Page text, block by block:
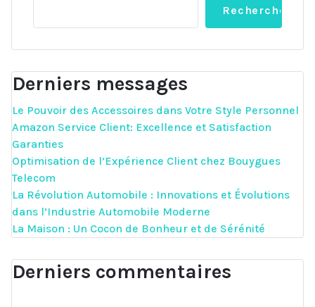
Rechercher
Derniers messages
Le Pouvoir des Accessoires dans Votre Style Personnel
Amazon Service Client: Excellence et Satisfaction
Garanties
Optimisation de l’Expérience Client chez Bouygues
Telecom
La Révolution Automobile : Innovations et Évolutions
dans l’Industrie Automobile Moderne
La Maison : Un Cocon de Bonheur et de Sérénité
Derniers commentaires